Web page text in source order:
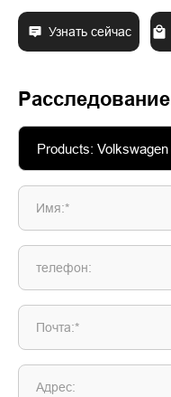
Узнать сейчас
Расследование
Имя:*
телефон:
Почта:*
Адрес: